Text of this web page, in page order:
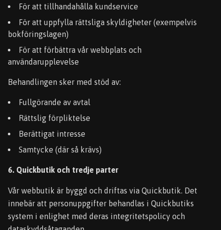
För att tillhandahålla kundservice
För att uppfylla rättsliga skyldigheter (exempelvis
bokföringslagen)
För att förbättra vår webbplats och
användarupplevelse
Behandlingen sker med stöd av:
Fullgörande av avtal
Rättslig förpliktelse
Berättigat intresse
Samtycke (där så krävs)
6. Quickbutik och tredje parter
Vår webbutik är byggd och driftas via Quickbutik. Det
innebär att personuppgifter behandlas i Quickbutiks
system i enlighet med deras integritetspolicy och